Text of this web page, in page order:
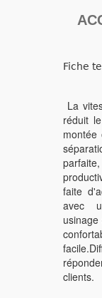
Fiche
La
réduit
faite
avec
clients.